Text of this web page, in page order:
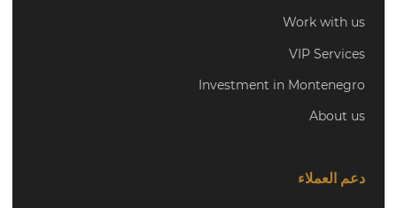
Work with us
VIP Services
Investment in Montenegro
About us
دعم العملاء